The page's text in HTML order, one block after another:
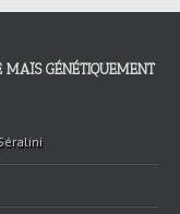
MAÏS GÉNÉTIQUEMENT